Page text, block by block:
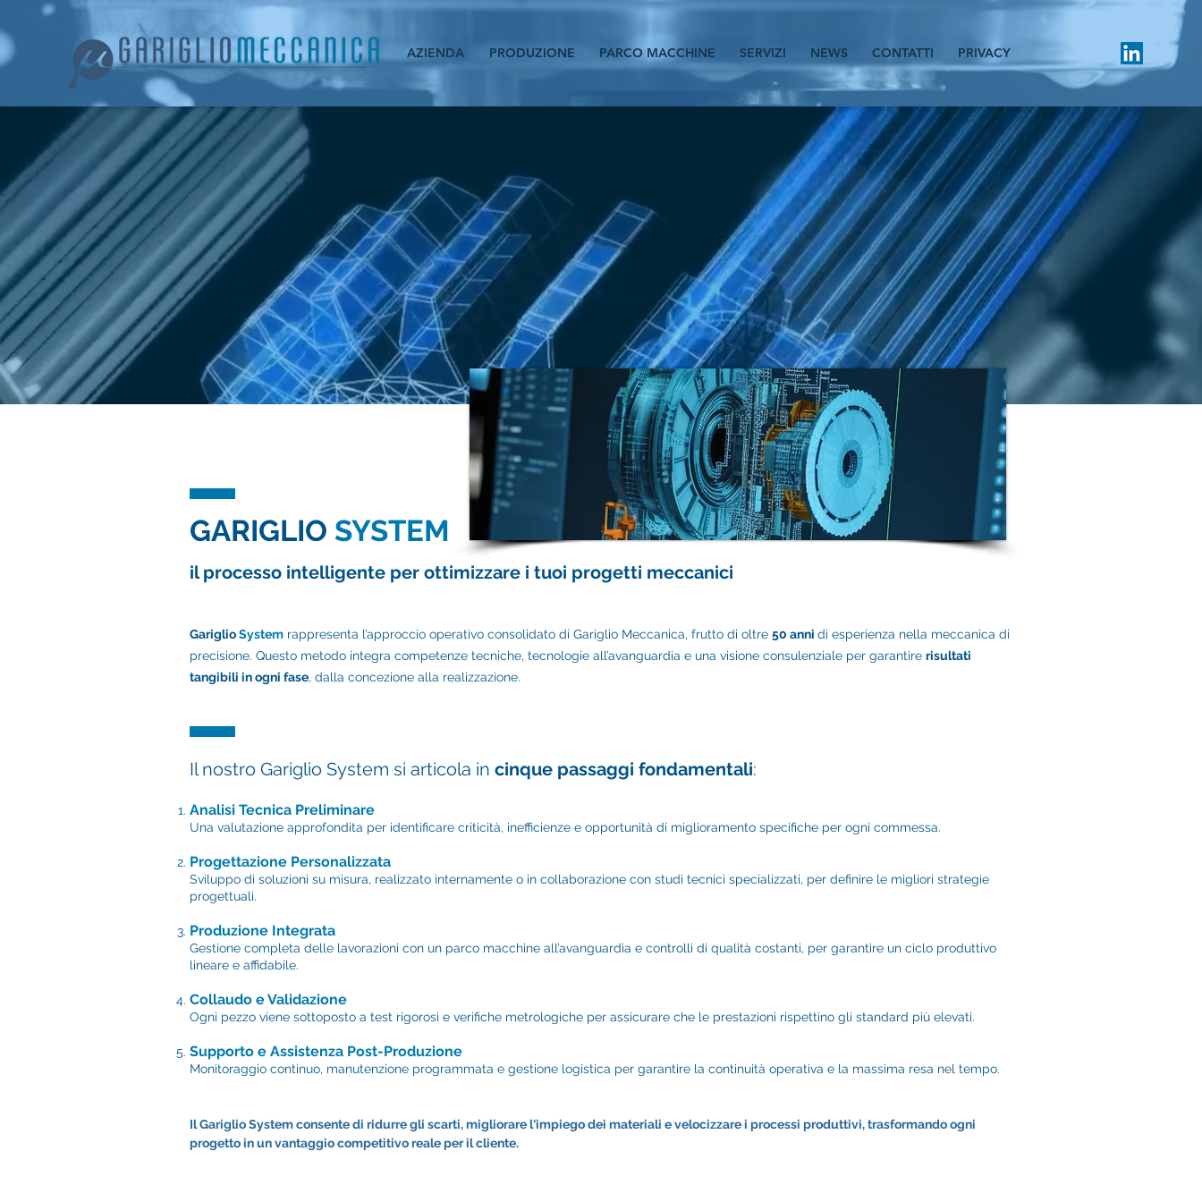
AZIENDA PRODUZIONE PARCO MACCHINE SERVIZI NEWS CONTATTI PRIVACY
GARIGLIO SYSTEM
il processo intelligente per ottimizzare i tuoi progetti meccanici
GariglioSystem rappresenta l’approccio operativo consolidato di Gariglio Meccanica, frutto di oltre 50 anni di esperienza nella meccanica di
precisione. Questo metodo integra competenze tecniche, tecnologie all’avanguardia e una visione consulenziale per garantire risultati
tangibili in ogni fase, dalla concezione alla realizzazione.
Il nostro Gariglio System si articola in cinque passaggi fondamentali:
Analisi Tecnica Preliminare
Una valutazione approfondita per identificare criticità, inefficienze e opportunità di miglioramento specifiche per ogni commessa.
Progettazione Personalizzata
Sviluppo di soluzioni su misura, realizzato internamente o in collaborazione con studi tecnici specializzati, per definire le migliori strategie
progettuali.
Produzione Integrata
Gestione completa delle lavorazioni con un parco macchine all’avanguardia e controlli di qualità costanti, per garantire un ciclo produttivo
lineare e affidabile.
Collaudo e Validazione
Ogni pezzo viene sottoposto a test rigorosi e verifiche metrologiche per assicurare che le prestazioni rispettino gli standard più elevati.
Supporto e Assistenza Post-Produzione
Monitoraggio continuo, manutenzione programmata e gestione logistica per garantire la continuità operativa e la massima resa nel tempo.
Il Gariglio System consente di ridurre gli scarti, migliorare l'impiego dei materiali e velocizzare i processi produttivi, trasformando ogni
progetto in un vantaggio competitivo reale per il cliente.